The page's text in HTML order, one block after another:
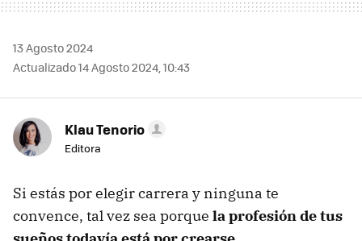
13 Agosto 2024
Actualizado 14 Agosto 2024, 10:43
Klau Tenorio
Editora
Si estás por elegir carrera y ninguna te
convence, tal vez sea porque la profesión de tus